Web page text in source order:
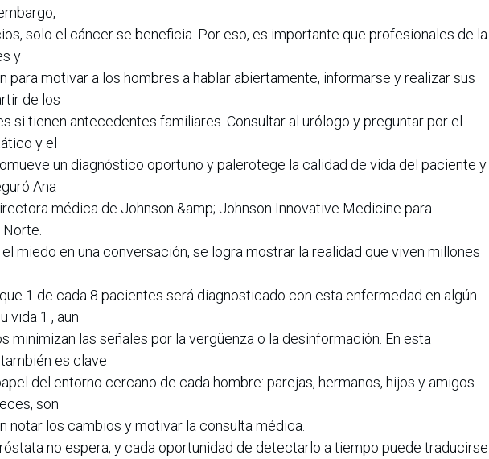
solo el cáncer se beneficia. Por eso, es importante que profesionales de la
y
para motivar a los hombres a hablar abiertamente, informarse y realizar sus
de los
si tienen antecedentes familiares. Consultar al urólogo y preguntar por el
y el
un diagnóstico oportuno y palerotege la calidad de vida del paciente y
Ana
médica de Johnson &amp; Johnson Innovative Medicine para
miedo en una conversación, se logra mostrar la realidad que viven millones
1 de cada 8 pacientes será diagnosticado con esta enfermedad en algún
vida 1 , aun
minimizan las señales por la vergüenza o la desinformación. En esta
es clave
del entorno cercano de cada hombre: parejas, hermanos, hijos y amigos
son
notar los cambios y motivar la consulta médica.
no espera, y cada oportunidad de detectarlo a tiempo puede traducirse